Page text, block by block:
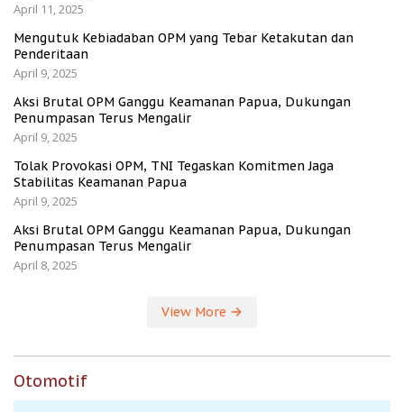
April 11, 2025
Mengutuk Kebiadaban OPM yang Tebar Ketakutan dan
Penderitaan
April 9, 2025
Aksi Brutal OPM Ganggu Keamanan Papua, Dukungan
Penumpasan Terus Mengalir
April 9, 2025
Tolak Provokasi OPM, TNI Tegaskan Komitmen Jaga
Stabilitas Keamanan Papua
April 9, 2025
Aksi Brutal OPM Ganggu Keamanan Papua, Dukungan
Penumpasan Terus Mengalir
April 8, 2025
View More
Otomotif